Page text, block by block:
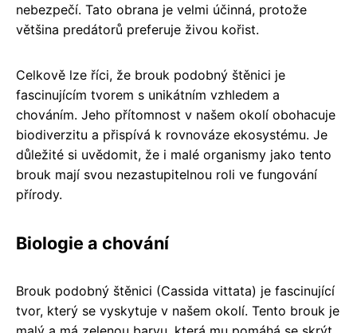
nebezpečí. Tato obrana je velmi účinná, protože
většina predátorů preferuje živou kořist.
Celkově lze říci, že brouk podobný štěnici je
fascinujícím tvorem s unikátním vzhledem a
chováním. Jeho přítomnost v našem okolí obohacuje
biodiverzitu a přispívá k rovnováze ekosystému. Je
důležité si uvědomit, že i malé organismy jako tento
brouk mají svou nezastupitelnou roli ve fungování
přírody.
Biologie a chování
Brouk podobný štěnici (Cassida vittata) je fascinující
tvor, který se vyskytuje v našem okolí. Tento brouk je